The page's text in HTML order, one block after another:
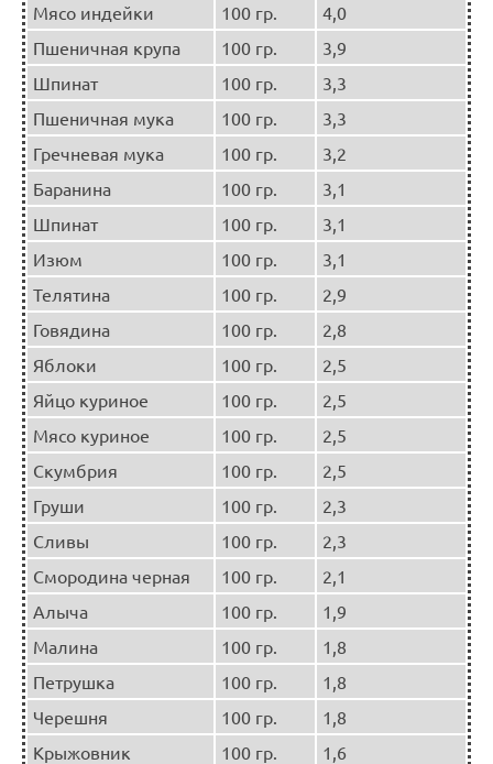
Мясо индейки 100 гр.
4,0
Пшеничная крупа
100 гр.
3,9
Шпинат
100 гр.
3,3
Пшеничная мука
100 гр.
3,3
Гречневая мука
100 гр.
3,2
Баранина
100 гр.
3,1
Шпинат
100 гр.
3,1
Изюм
100 гр.
3,1
Телятина
100 гр.
2,9
Говядина
100 гр.
2,8
Яблоки
100 гр.
2,5
Яйцо куриное
100 гр.
2,5
Мясо куриное
100 гр.
2,5
Скумбрия
100 гр.
2,5
Груши
100 гр.
2,3
Сливы
100 гр.
2,3
Смородина черная
100 гр.
2,1
Алыча
100 гр.
1,9
Малина
100 гр.
1,8
Петрушка
100 гр.
1,8
Черешня
100 гр.
1,8
Крыжовник
100 гр.
1,6